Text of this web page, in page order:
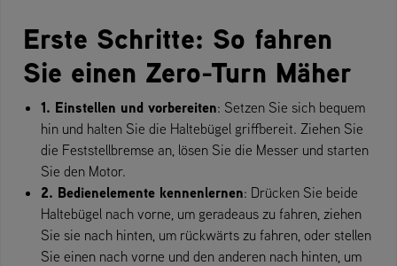
Erste Schritte: So fahren
Sie einen Zero-Turn Mäher
1. Einstellen und vorbereiten: Setzen Sie sich bequem
hin und halten Sie die Haltebügel griffbereit. Ziehen Sie
die Feststellbremse an, lösen Sie die Messer und starten
Sie den Motor.
2. Bedienelemente kennenlernen: Drücken Sie beide
Haltebügel nach vorne, um geradeaus zu fahren, ziehen
Sie sie nach hinten, um rückwärts zu fahren, oder stellen
Sie einen nach vorne und den anderen nach hinten, um